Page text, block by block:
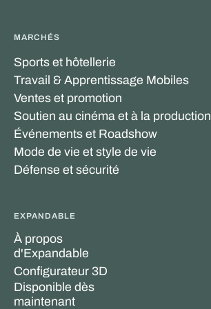
MARCHÉS
Sports et hôtellerie
Travail & Apprentissage Mobiles
Ventes et promotion
Soutien au cinéma et à la production
Événements et Roadshow
Mode de vie et style de vie
Défense et sécurité
EXPANDABLE
À propos
d'Expandable
Configurateur 3D
Disponible dès
maintenant